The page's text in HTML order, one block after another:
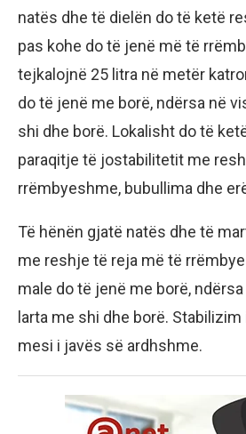
natës dhe të dielën do të ketë
pas kohe do të jenë më të
tejkalojnë 25 litra në metër
do të jenë me borë, ndërsa në
shi dhe borë. Lokalisht do të
paraqitje të jostabilitetit me
rrëmbyeshme, bubullima dhe
Të hënën gjatë natës dhe të
me reshje të reja më të
male do të jenë me borë,
larta me shi dhe borë.
mesi i javës së ardhshme.